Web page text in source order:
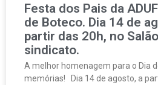
Festa dos Pais da
de Boteco. Dia 14 de
partir das 20h, no
sindicato.
A melhor homenagem para o Dia
memórias! Dia 14 de agosto, a